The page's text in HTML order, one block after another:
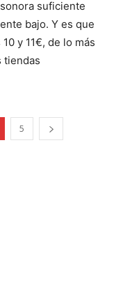
suficiente
bajo. Y es que
y 11€, de lo más
tiendas
5